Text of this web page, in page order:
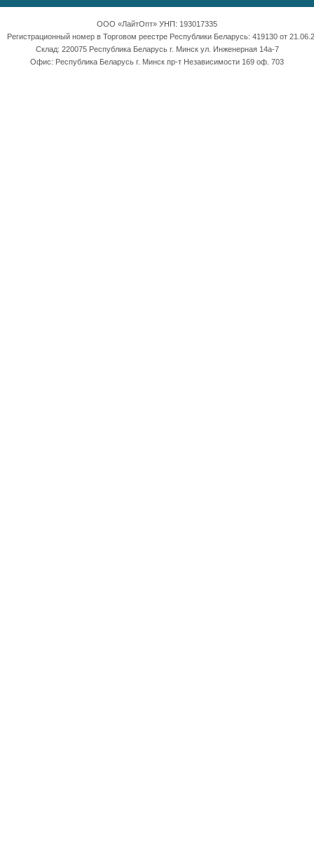
ООО «ЛайтОпт» УНП: 193017335
Регистрационный номер в Торговом реестре Республики Беларусь: 419130 от
Склад: 220075 Республика Беларусь г. Минск ул. Инженерная 14а-7
Офис: Республика Беларусь г. Минск пр-т Независимости 169 оф. 703